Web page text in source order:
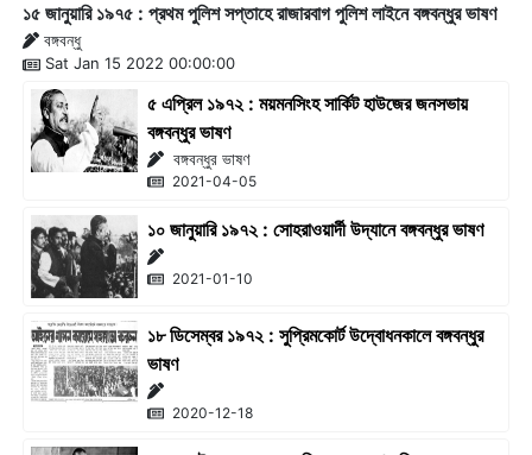
১৫ জানুয়ারি ১৯৭৫ : প্রথম পুলিশ সপ্তাহে রাজারবাগ পুলিশ লাইনে বঙ্গবন্ধুর ভাষণ
বঙ্গবন্ধু
Sat Jan 15 2022 00:00:00
৫ এপ্রিল ১৯৭২ : ময়মনসিংহ সার্কিট হাউজের জনসভায়
বঙ্গবন্ধুর ভাষণ
বঙ্গবন্ধুর ভাষণ
2021-04-05
১০ জানুয়ারি ১৯৭২ : সোহরাওয়ার্দী উদ্যানে বঙ্গবন্ধুর ভাষণ
2021-01-10
১৮ ডিসেম্বর ১৯৭২ : সুপ্রিমকোর্ট উদ্বোধনকালে বঙ্গবন্ধুর
ভাষণ
2020-12-18